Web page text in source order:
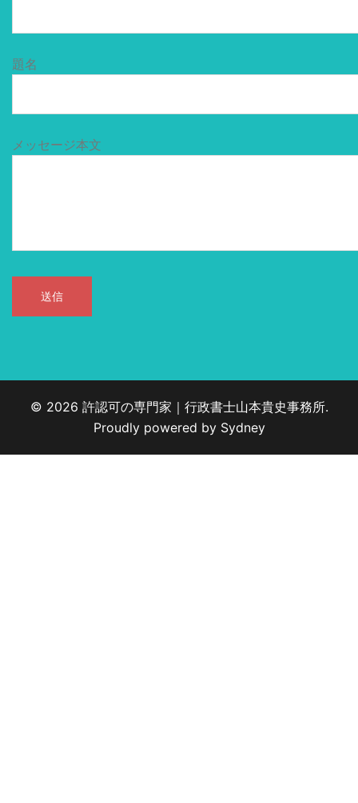
題名
メッセージ本文
© 2026 許認可の専門家｜行政書士山本貴史事務所.
Proudly powered by Sydney